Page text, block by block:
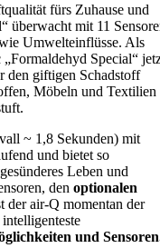
fürs Zuhause und
überwacht mit 11
Umwelteinflüsse. Als
Special“
den giftigen Schadstoff
Möbeln und Textilien
~ 1,8 Sekunden) mit
und bietet so
Leben und
den optionalen
der air-Q momentan der
und